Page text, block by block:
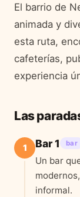
El barrio de
animada y
esta ruta,
cafeterías,
experiencia
Las
1 Bar 1 bar
Un bar
informal.